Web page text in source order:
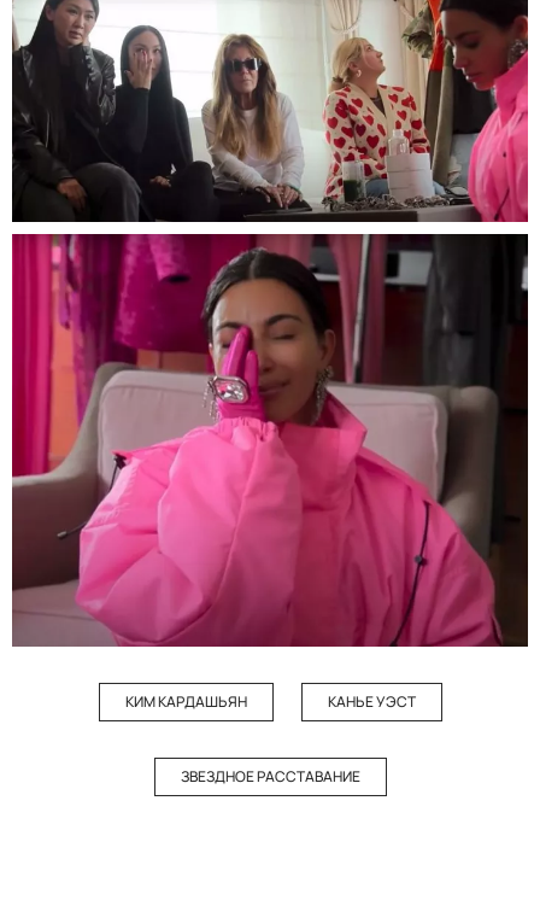
КИМ КАРДАШЬЯН КАНЬЕ УЭСТ
ЗВЕЗДНОЕ РАССТАВАНИЕ